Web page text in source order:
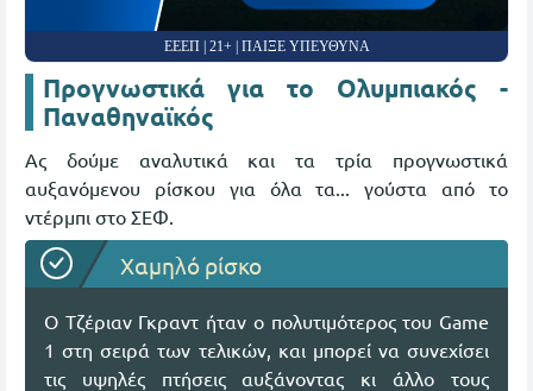
ΕΕΕΠ | 21+ | ΠΑΙΞΕ ΥΠΕΥΘΥΝΑ
Προγνωστικά για το Ολυμπιακός -
Παναθηναϊκός
Ας δούμε αναλυτικά και τα τρία προγνωστικά
αυξανόμενου ρίσκου για όλα τα... γούστα από το
ντέρμπι στο ΣΕΦ.
Χαμηλό ρίσκο
Ο Τζέριαν Γκραντ ήταν ο πολυτιμότερος του Game
1 στη σειρά των τελικών, και μπορεί να συνεχίσει
τις υψηλές πτήσεις αυξάνοντας κι άλλο τους